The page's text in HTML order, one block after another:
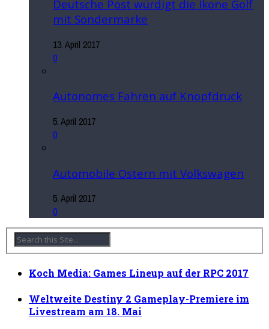
Deutsche Post würdigt die Ikone Golf
mit Sondermarke
13. April 2017
0
Autonomes Fahren auf Knopfdruck
5. April 2017
0
Automobile Ostern mit Volkswagen
5. April 2017
0
Koch Media: Games Lineup auf der RPC 2017
Weltweite Destiny 2 Gameplay-Premiere im
Livestream am 18. Mai